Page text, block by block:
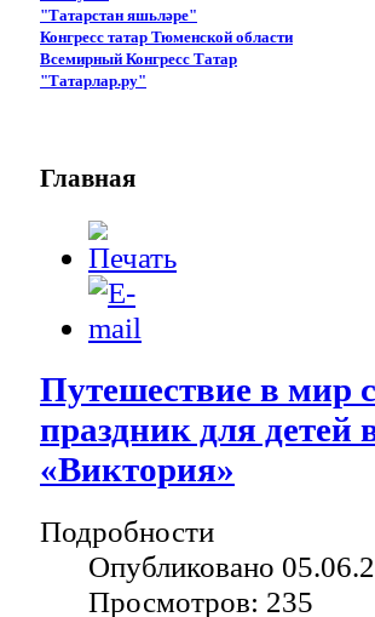
"Татарстан яшьләре"
Конгресс татар Тюменской области
Всемирный Конгресс Татар
"Татарлар.ру"
Главная
Путешествие в мир
праздник для детей
«Виктория»
Подробности
Опубликовано
Просмотров: 235